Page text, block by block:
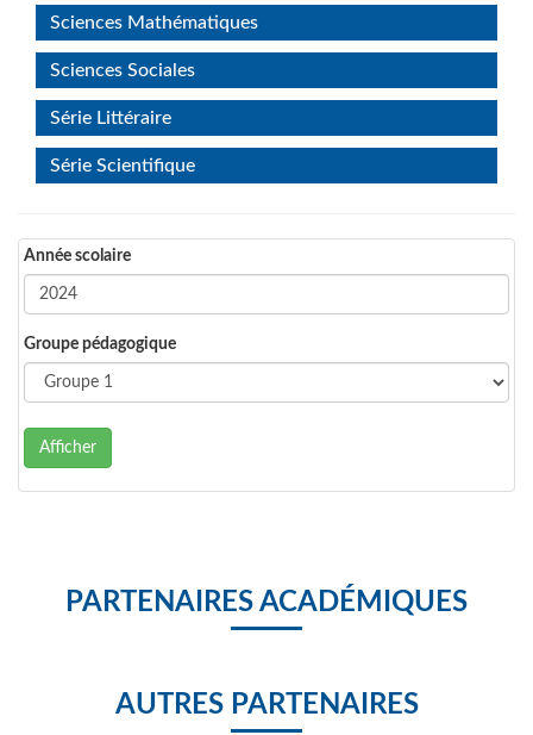
Sciences Mathématiques
Sciences Sociales
Série Littéraire
Série Scientifique
Année scolaire
Groupe pédagogique
Afficher
PARTENAIRES ACADÉMIQUES
AUTRES PARTENAIRES